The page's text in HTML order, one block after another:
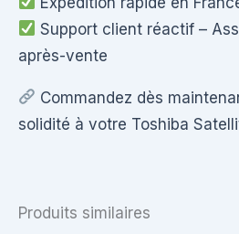
Support client réactif –
après-vente
Commandez dès
solidité à votre Toshiba
Produits similaires